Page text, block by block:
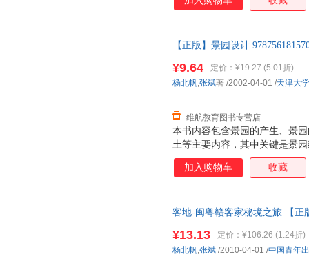
【正版】景园设计
本书内容包含景园的产生、景
土等主要内容，其中关键是景
¥9.64 定价： ¥19.27 (5.01折)
维航教育图书专营店
杨北帆,张斌著 /2002-04-01 /天津大
加入购物车 收藏
客地-闽粤赣客家秘境之旅 【正
¥13.13 定价： ¥106.26 (1.24折)
杨北帆,张斌 /2010-04-01 /中国青年